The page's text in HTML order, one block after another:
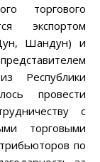
торгового
экспортом
Шандун) и
Республики
провести
с
торговыми
по